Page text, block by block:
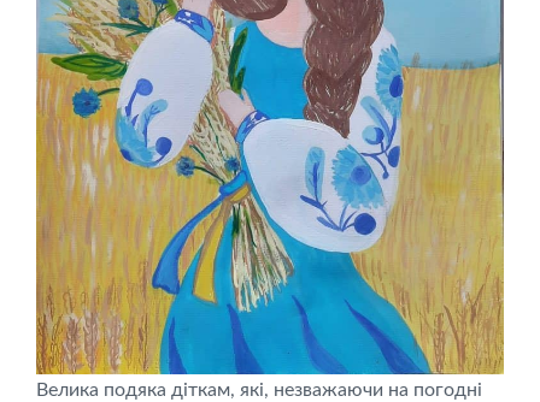
Велика подяка діткам, які, незважаючи на погодні